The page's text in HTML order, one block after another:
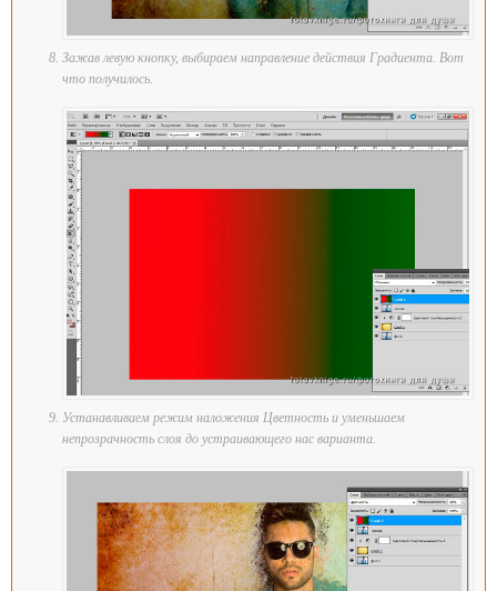
Зажав левую кнопку, выбираем направление действия Градиента. Вот
что получилось.
Устанавливаем режим наложения Цветность и уменьшаем
непрозрачность слоя до устраивающего нас варианта.